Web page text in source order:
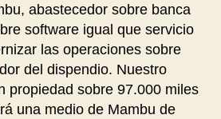
abastecedor sobre banca
software igual que servicio
las operaciones sobre
del dispendio. Nuestro
propiedad sobre 97.000 miles
una medio de Mambu de